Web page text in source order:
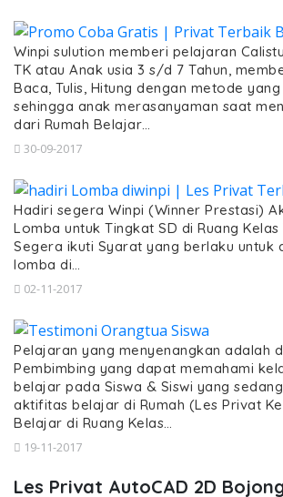
Winpi sulution memberi pelajaran
TK atau Anak usia 3 s/d 7 Tahun,
Baca, Tulis, Hitung dengan metode
sehingga anak merasanyaman saat
dari Rumah Belajar…
30-09-2017
Hadiri segera Winpi (Winner Prestasi)
Lomba untuk Tingkat SD di Ruang Kelas
Segera ikuti Syarat yang berlaku untuk
lomba di…
02-11-2017
Pelajaran yang menyenangkan adalah
Pembimbing yang dapat memahami
belajar pada Siswa & Siswi yang
aktifitas belajar di Rumah (Les Privat
Belajar di Ruang Kelas…
19-11-2017
Les Privat AutoCAD 2D